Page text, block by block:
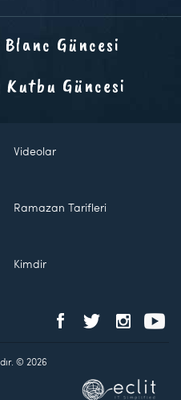
Güncesi
Kutbu Güncesi
Videolar
Ramazan Tarifleri
Kimdir
© 2026